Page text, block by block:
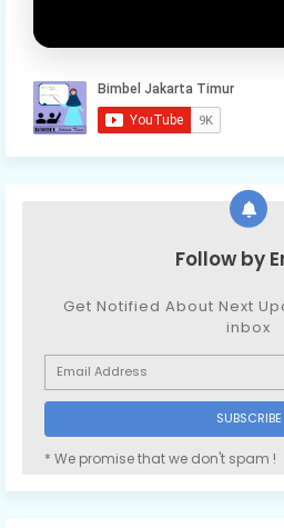
Follow by
Get Notified About Next
inbox
* We promise that we don't spam !